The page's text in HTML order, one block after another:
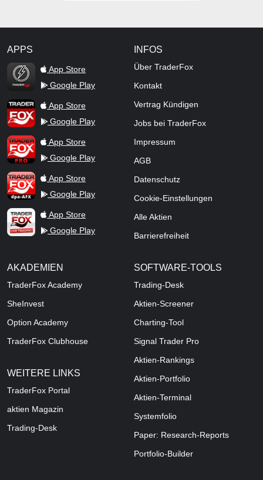
APPS
TraderFox Flash
App Store
Google Play
TraderFox AppApp Store
Google Play
TraderFox ProApp Store
Google Play
TraderFox dpa-AFX ProFeed
App Store
Google Play
TraderFox Live Trading
App Store
Google Play
INFOS
Über TraderFox
Kontakt
Vertrag Kündigen
Jobs bei TraderFox
Impressum
AGB
Datenschutz
Cookie-Einstellungen
Alle Aktien
Barrierefreiheit
AKADEMIEN
TraderFox Academy
SheInvest
Option Academy
TraderFox Clubhouse
WEITERE LINKS
TraderFox Portal
aktien Magazin
Trading-Desk
SOFTWARE-TOOLS
Trading-Desk
Aktien-Screener
Charting-Tool
Signal Trader Pro
Aktien-Rankings
Aktien-Portfolio
Aktien-Terminal
Systemfolio
Paper: Research-Reports
Portfolio-Builder